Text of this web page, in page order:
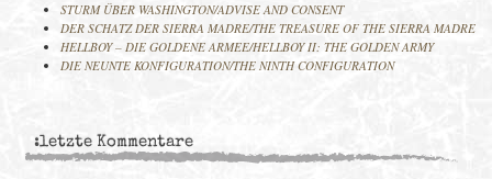
STURM ÜBER WASHINGTON/ADVISE AND CONSENT
DER SCHATZ DER SIERRA MADRE/THE TREASURE OF THE SIERRA MADRE
HELLBOY – DIE GOLDENE ARMEE/HELLBOY II: THE GOLDEN ARMY
DIE NEUNTE KONFIGURATION/THE NINTH CONFIGURATION
:letzte Kommentare